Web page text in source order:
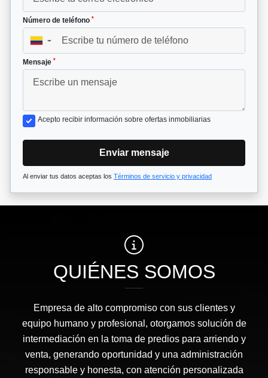
Número de teléfono *
▼
Mensaje *
Acepto recibir información sobre ofertas inmobiliarias
Enviar mensaje
Al enviar tus datos aceptas los Términos de servicio y privacidad
QUIÉNES SOMOS
Empresa de alto compromiso con sus clientes y
equipo humano y profesional, otorgamos solución de
intermediación en la toma de predios para arriendo y
venta, generando oportunidad y una administración
responsable y honesta, con atención personalizada